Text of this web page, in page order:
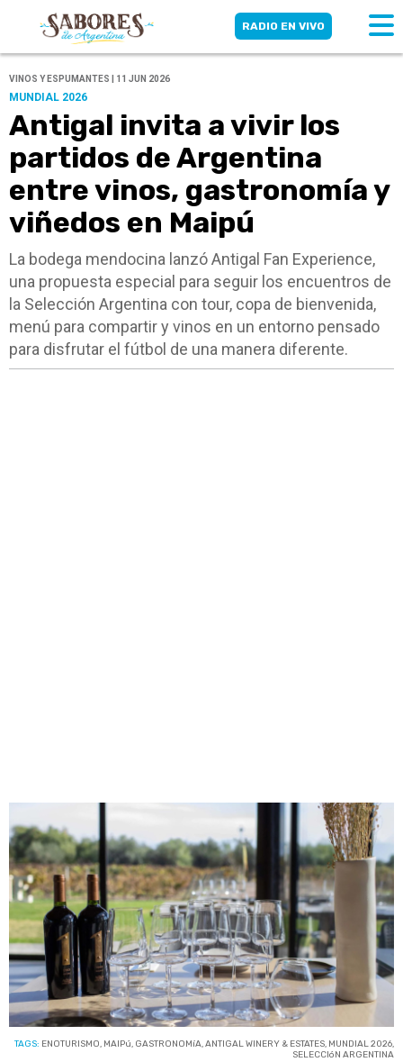
RADIO EN VIVO
VINOS Y ESPUMANTES | 11 JUN 2026
MUNDIAL 2026
Antigal invita a vivir los
partidos de Argentina
entre vinos, gastronomía y
viñedos en Maipú
La bodega mendocina lanzó Antigal Fan Experience,
una propuesta especial para seguir los encuentros de
la Selección Argentina con tour, copa de bienvenida,
menú para compartir y vinos en un entorno pensado
para disfrutar el fútbol de una manera diferente.
TAGS: ENOTURISMO, MAIPú, GASTRONOMíA,ANTIGAL WINERY & ESTATES, MUNDIAL 2026,
SELECCIóN ARGENTINA